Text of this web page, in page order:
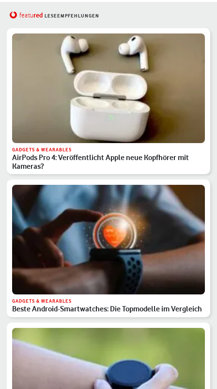
featured LESEEMPFEHLUNGEN
GADGETS & WEARABLES
AirPods Pro 4: Veröffentlicht Apple neue Kopfhörer mit
Kameras?
GADGETS & WEARABLES
Beste Android-Smartwatches: Die Topmodelle im Vergleich